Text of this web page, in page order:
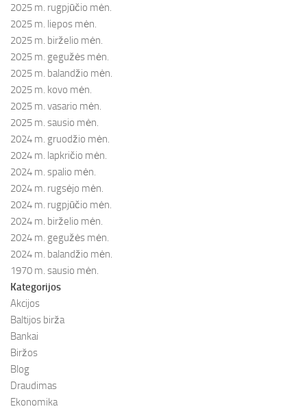
2025 m. rugpjūčio mėn.
2025 m. liepos mėn.
2025 m. birželio mėn.
2025 m. gegužės mėn.
2025 m. balandžio mėn.
2025 m. kovo mėn.
2025 m. vasario mėn.
2025 m. sausio mėn.
2024 m. gruodžio mėn.
2024 m. lapkričio mėn.
2024 m. spalio mėn.
2024 m. rugsėjo mėn.
2024 m. rugpjūčio mėn.
2024 m. birželio mėn.
2024 m. gegužės mėn.
2024 m. balandžio mėn.
1970 m. sausio mėn.
Kategorijos
Akcijos
Baltijos birža
Bankai
Biržos
Blog
Draudimas
Ekonomika